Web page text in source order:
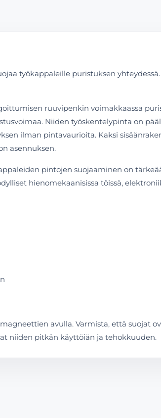
työkappaleille puristuksen
ruuvipenkin voimakkaassa
Niiden työskentelypinta on
ilman pintavaurioita. Kaksi
asennuksen.
pintojen suojaaminen on
hienomekaanisissa töissä,
avulla. Varmista, että suojat
niiden pitkän käyttöiän ja tehokkuuden.